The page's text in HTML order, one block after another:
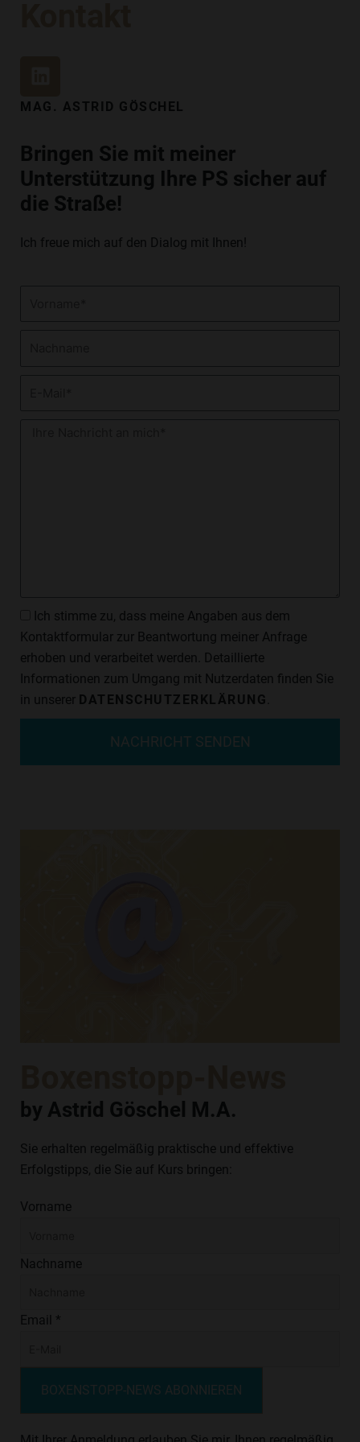
N
E
D
I
N
MAG. ASTRID GÖSCHEL
Bringen Sie mit meiner
Unterstützung Ihre PS sicher auf
die Straße!
Ich freue mich auf den Dialog mit Ihnen!
Datenschutzzustimmung
Ich stimme zu, dass meine Angaben aus dem
Kontaktformular zur Beantwortung meiner Anfrage
erhoben und verarbeitet werden. Detaillierte
Informationen zum Umgang mit Nutzerdaten finden Sie
in unserer DATENSCHUTZERKLÄRUNG
NACHRICHT SENDEN
by Astrid Göschel M.A.
Sie erhalten regelmäßig praktische und effektive
Erfolgstipps, die Sie auf Kurs bringen:
Vorname
Nachname
Email *
BOXENSTOPP-NEWS ABONNIEREN